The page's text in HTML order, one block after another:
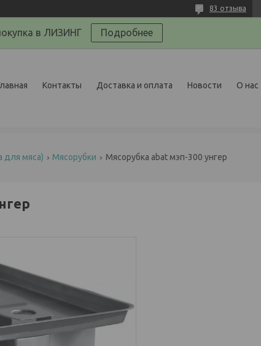
83 отзыва
в ЛИЗИНГ Подробнее
Контакты Доставка и оплата Новости О нас
для мяса) Мясорубки Мясорубка abat мэп-300 унгер